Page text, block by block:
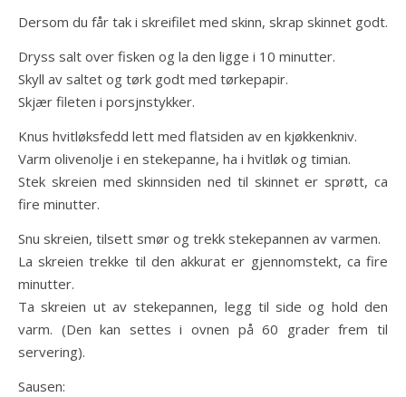
Dersom du får tak i skreifilet med skinn, skrap skinnet godt.
Dryss salt over fisken og la den ligge i 10 minutter.
Skyll av saltet og tørk godt med tørkepapir.
Skjær fileten i porsjnstykker.
Knus hvitløksfedd lett med flatsiden av en kjøkkenkniv.
Varm olivenolje i en stekepanne, ha i hvitløk og timian.
Stek skreien med skinnsiden ned til skinnet er sprøtt, ca
fire minutter.
Snu skreien, tilsett smør og trekk stekepannen av varmen.
La skreien trekke til den akkurat er gjennomstekt, ca fire
minutter.
Ta skreien ut av stekepannen, legg til side og hold den
varm. (Den kan settes i ovnen på 60 grader frem til
servering).
Sausen: